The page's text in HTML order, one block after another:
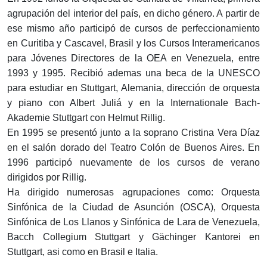
agrupación del interior del país, en dicho género. A partir de
ese mismo año participó de cursos de perfeccionamiento
en Curitiba y Cascavel, Brasil y los Cursos Interamericanos
para Jóvenes Directores de la OEA en Venezuela, entre
1993 y 1995. Recibió ademas una beca de la UNESCO
para estudiar en Stuttgart, Alemania, dirección de orquesta
y piano con Albert Juliá y en la Internationale Bach-
Akademie Stuttgart con Helmut Rillig.
En 1995 se presentó junto a la soprano Cristina Vera Díaz
en el salón dorado del Teatro Colón de Buenos Aires. En
1996 participó nuevamente de los cursos de verano
dirigidos por Rillig.
Ha dirigido numerosas agrupaciones como: Orquesta
Sinfónica de la Ciudad de Asunción (OSCA), Orquesta
Sinfónica de Los Llanos y Sinfónica de Lara de Venezuela,
Bacch Collegium Stuttgart y Gächinger Kantorei en
Stuttgart, asi como en Brasil e Italia.